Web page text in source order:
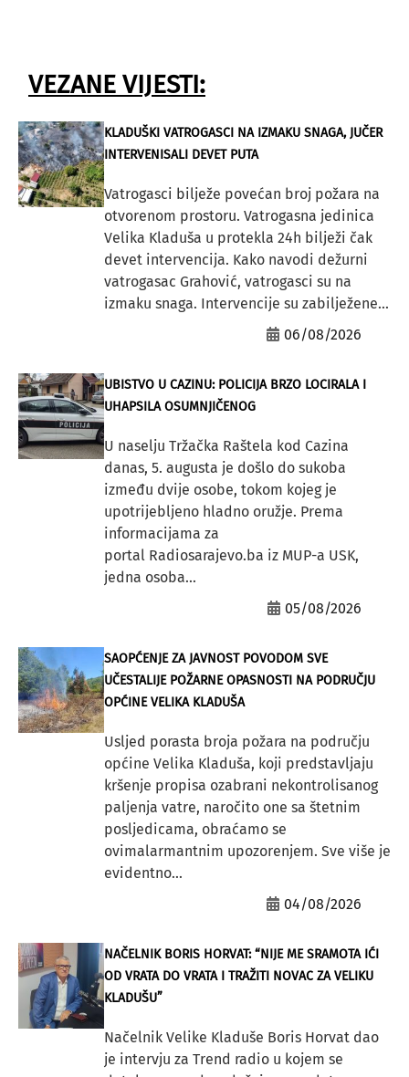
VEZANE VIJESTI:
KLADUŠKI VATROGASCI NA IZMAKU SNAGA, JUČER
INTERVENISALI DEVET PUTA
Vatrogasci bilježe povećan broj požara na
otvorenom prostoru. Vatrogasna jedinica
Velika Kladuša u protekla 24h bilježi čak
devet intervencija. Kako navodi dežurni
vatrogasac Grahović, vatrogasci su na
izmaku snaga. Intervencije su zabilježene...
06/08/2026
UBISTVO U CAZINU: POLICIJA BRZO LOCIRALA I
UHAPSILA OSUMNJIČENOG
U naselju Tržačka Raštela kod Cazina
danas, 5. augusta je došlo do sukoba
između dvije osobe, tokom kojeg je
upotrijebljeno hladno oružje. Prema
informacijama za
portal Radiosarajevo.ba iz MUP-a USK,
jedna osoba...
05/08/2026
SAOPĆENJE ZA JAVNOST POVODOM SVE
UČESTALIJE POŽARNE OPASNOSTI NA PODRUČJU
OPĆINE VELIKA KLADUŠA
Usljed porasta broja požara na području
općine Velika Kladuša, koji predstavljaju
kršenje propisa ozabrani nekontrolisanog
paljenja vatre, naročito one sa štetnim
posljedicama, obraćamo se
ovimalarmantnim upozorenjem. Sve više je
evidentno...
04/08/2026
NAČELNIK BORIS HORVAT: “NIJE ME SRAMOTA IĆI
OD VRATA DO VRATA I TRAŽITI NOVAC ZA VELIKU
KLADUŠU”
Načelnik Velike Kladuše Boris Horvat dao
je intervju za Trend radio u kojem se